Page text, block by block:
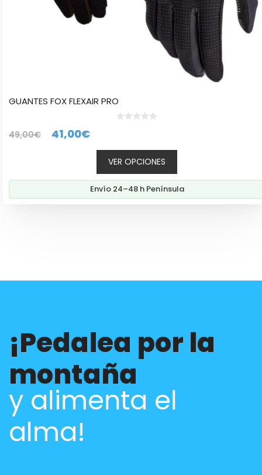
GUANTES FOX FLEXAIR PRO
49,00€
El
era:
49,00€.
41,00€El
precio
actual
es:
41,00€.
VER OPCIONES
Envío 24–48 h Península
¡Pedalea por la
montaña
y alimenta el
alma!